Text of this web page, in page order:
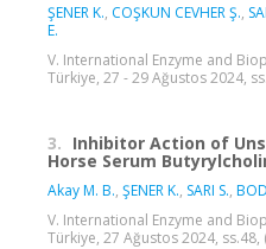
ŞENER K., COŞKUN CEVHER Ş.,
E.
V. International Enzyme and
Türkiye, 27 - 29 Ağustos 2024,
3. Inhibitor Action of
Horse Serum
Akay M. B., ŞENER K., SARI S.,
V. International Enzyme and
Türkiye, 27 Ağustos 2024,